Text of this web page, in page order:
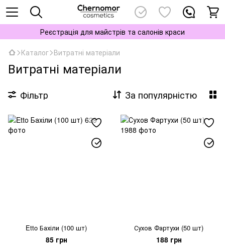
Реєстрація для майстрів та салонів краси
Каталог Витратні матеріали
Витратні матеріали
Фільтр За популярністю
Etto Бахіли (100 шт)
85 грн
Сухов Фартухи (50 шт)
188 грн